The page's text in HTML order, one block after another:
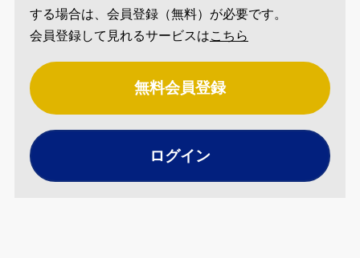
する場合は、会員登録（無料）が必要です。
会員登録して見れるサービスはこちら
無料会員登録
ログイン